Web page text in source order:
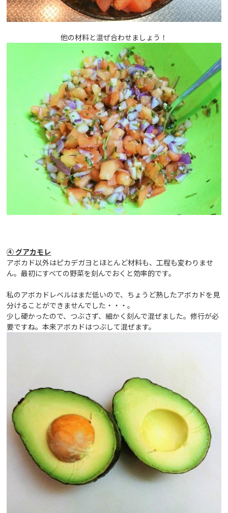
他の材料と混ぜ合わせましょう！
④ グアカモレ
アボカド以外はピカデガヨとほとんど材料も、工程も変わりませ
ん。最初にすべての野菜を刻んでおくと効率的です。
私のアボカドレベルはまだ低いので、ちょうど熟したアボカドを見
分けることができませんでした・・・。
少し硬かったので、つぶさず、細かく刻んで混ぜました。修行が必
要ですね。本来アボカドはつぶして混ぜます。